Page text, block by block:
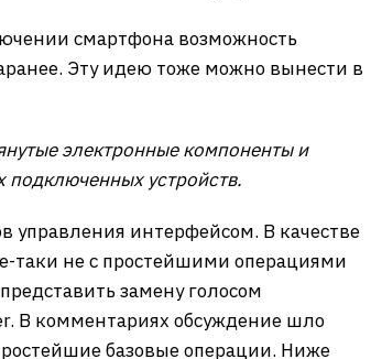
смартфона возможность
Эту идею тоже можно вынести в
электронные компоненты и
устройств.
интерфейсом. В качестве
таки не с простейшими операциями
замену голосом
В комментариях обсуждение шло
базовые операции. Ниже